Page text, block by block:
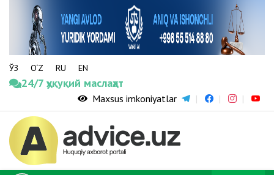
ЎЗ O‘Z RU EN
24/7 ҳуқуқий маслаҳат
Maxsus imkoniyatlar